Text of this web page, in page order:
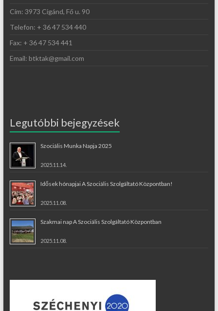
Cím: 3973 Cigánd, Fő u. 90
Telefon: + 36 47 534 440
Fax: + 36 47 534 441
Email: btktak@gmail.com
Legutóbbi bejegyzések
Szociális Munka Napja 2025
2025.11.14.
Idősek hónapjai A Szociális Szolgáltató Központban!
2025.11.08.
Szakmai nap A Szociális Szolgáltató Központban
2025.11.08.